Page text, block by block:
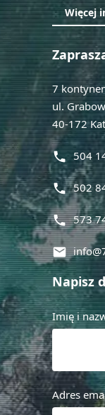
Więcej
7
ul.
40-172
phone 504
phone 502
phone 573
mail
Napisz
Imię i
Adres